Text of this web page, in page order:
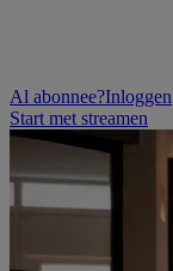
Al abonnee?Inloggen
Start met streamen